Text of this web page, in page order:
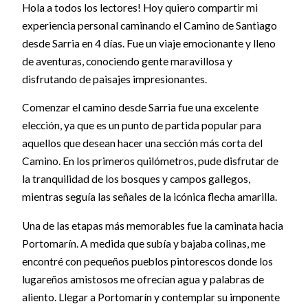
Hola a todos los lectores! Hoy quiero compartir mi
experiencia personal caminando el Camino de Santiago
desde Sarria en 4 días. Fue un viaje emocionante y lleno
de aventuras, conociendo gente maravillosa y
disfrutando de paisajes impresionantes.
Comenzar el camino desde Sarria fue una excelente
elección, ya que es un punto de partida popular para
aquellos que desean hacer una sección más corta del
Camino. En los primeros quilómetros, pude disfrutar de
la tranquilidad de los bosques y campos gallegos,
mientras seguía las señales de la icónica flecha amarilla.
Una de las etapas más memorables fue la caminata hacia
Portomarín. A medida que subía y bajaba colinas, me
encontré con pequeños pueblos pintorescos donde los
lugareños amistosos me ofrecían agua y palabras de
aliento. Llegar a Portomarín y contemplar su imponente